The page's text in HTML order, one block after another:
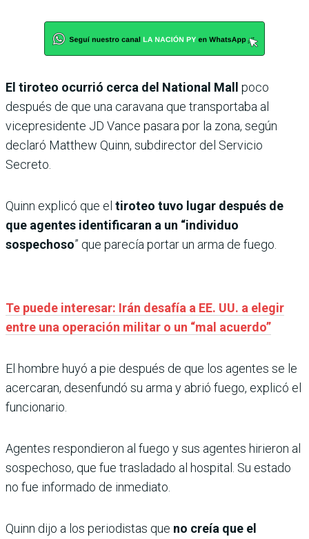
El tiroteo ocurrió cerca del National Mall poco
después de que una caravana que transportaba al
vicepresidente JD Vance pasara por la zona, según
declaró Matthew Quinn, subdirector del Servicio
Secreto.
Quinn explicó que el tiroteo tuvo lugar después de
que agentes identificaran a un “individuo
sospechoso” que parecía portar un arma de fuego.
Te puede interesar: Irán desafía a EE. UU. a elegir
entre una operación militar o un “mal acuerdo”
El hombre huyó a pie después de que los agentes se le
acercaran, desenfundó su arma y abrió fuego, explicó el
funcionario.
Agentes respondieron al fuego y sus agentes hirieron al
sospechoso, que fue trasladado al hospital. Su estado
no fue informado de inmediato.
Quinn dijo a los periodistas que no creía que el